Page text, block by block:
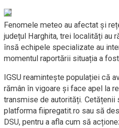
Fenomele meteo au afectat și
județul Harghita, trei localități au
însă echipele specializate au
momentul raportării situația a
IGSU reamintește populației că
rămân în vigoare și face apel la
transmise de autorități.
platforma fiipregatit.ro sau să
DSU, pentru a afla cum să